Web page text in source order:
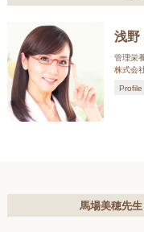
浅野
管理栄
株式会
Profile
馬場美穂先生